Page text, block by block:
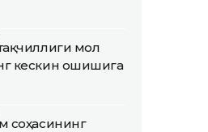
мол
кескин ошишига
соҳасининг